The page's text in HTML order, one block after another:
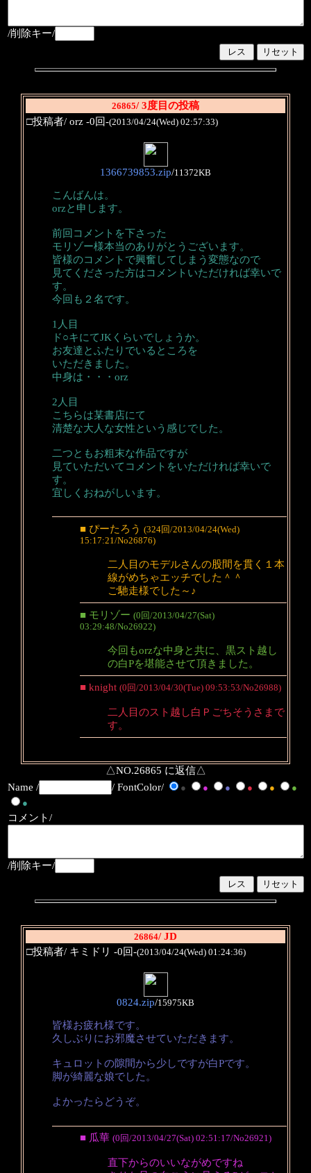
/削除キー/
26865/ 3度目の投稿
□投稿者/ orz -0回-(2013/04/24(Wed) 02:57:33)
1366739853.zip/11372KB
こんばんは。
orzと申します。
前回コメントを下さった
モリゾー様本当のありがとうございます。
皆様のコメントで興奮してしまう変態なので
見てくださった方はコメントいただければ幸いで
す。
今回も２名です。
1人目
ド○キにてJKくらいでしょうか。
お友達とふたりでいるところを
いただきました。
中身は・・・orz
2人目
こちらは某書店にて
清楚な大人な女性という感じでした。
二つともお粗末な作品ですが
見ていただいてコメントをいただければ幸いで
す。
宜しくおねがしいます。
■ ぴーたろう (324回/2013/04/24(Wed)
15:17:21/No26876)
二人目のモデルさんの股間を貫く１本
線がめちゃエッチでした＾＾
ご馳走様でした～♪
■ モリゾー (0回/2013/04/27(Sat)
03:29:48/No26922)
今回もorzな中身と共に、黒スト越し
の白Pを堪能させて頂きました。
■ knight (0回/2013/04/30(Tue) 09:53:53/No26988)
二人目のスト越し白Ｐごちそうさまで
す。
△NO.26865 に返信△
Name /
/ FontColor/ ● ● ● ● ●
●
●
コメント/
/削除キー/
26864/ JD
□投稿者/ キミドリ -0回-(2013/04/24(Wed) 01:24:36)
0824.zip/15975KB
皆様お疲れ様です。
久しぶりにお邪魔させていただきます。
キュロットの隙間から少しですが白Pです。
脚が綺麗な娘でした。
よかったらどうぞ。
■ 瓜華 (0回/2013/04/27(Sat) 02:51:17/No26921)
直下からのいいながめですね